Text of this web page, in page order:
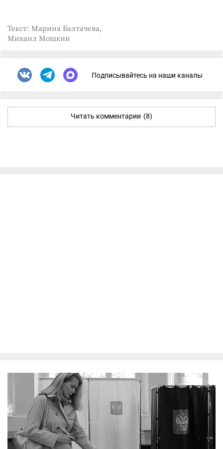
Текст: Марина Балтачева,
Михаил Мошкин
Подписывайтесь на наши каналы
Читать комментарии (8)